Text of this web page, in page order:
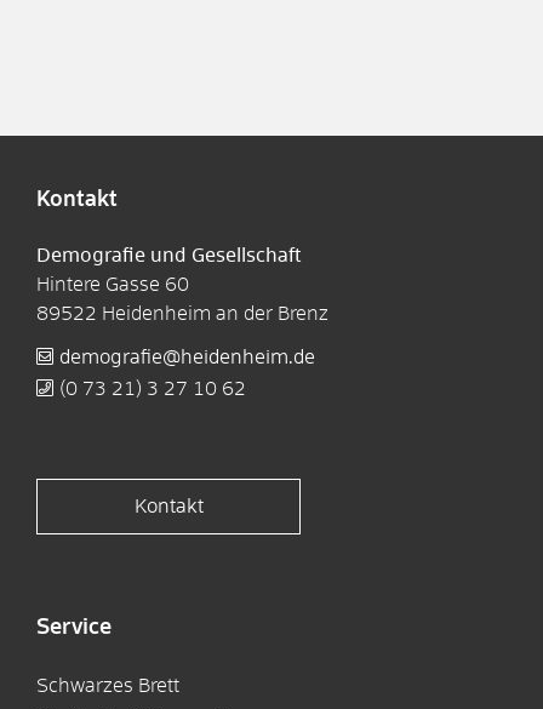
Kontakt
Demografie und Gesellschaft
Hintere Gasse 60
89522 Heidenheim an der Brenz
demografie@heidenheim.de
(0 73 21) 3 27 10 62
Kontakt
Service
Schwarzes Brett